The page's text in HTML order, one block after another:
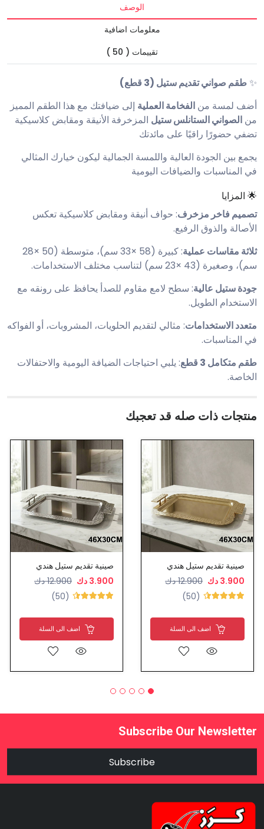
الوصف
معلومات اضافية
تقييمات ( 50 )
✨طقم صواني تقديم ستيل (3 قطع)
أضف لمسة من الفخامة العملية إلى ضيافتك مع هذا الطقم المميز
من الصواني الستانلس ستيل المزخرفة الأنيقة ومقابض كلاسيكية
تضفي حضورًا راقيًا على مائدتك
يجمع بين الجودة العالية واللمسة الجمالية ليكون خيارك المثالي
في المناسبات والضيافات اليومية
🌟 المزايا
تصميم فاخر مزخرف: حواف أنيقة ومقابض كلاسيكية تعكس
الأصالة والذوق الرفيع.
ثلاثة مقاسات عملية
: كبيرة (58 ×33 سم)، متوسطة (50 ×28
سم)، وصغيرة (43 ×23 سم) لتناسب مختلف الاستخدامات.
جودة ستيل عالية: سطح لامع مقاوم للصدأ يحافظ على رونقه مع
الاستخدام الطويل.
متعدد الاستخدامات: مثالي لتقديم الحلويات، المشروبات، أو الفواكه
في المناسبات.
طقم متكامل 3 قطع
: يلبي احتياجات الضيافة اليومية والاحتفالات
الخاصة.
منتجات ذات صله قد تعجبك
صينية تقديم ستيل هندي
3.900 دك
12.900 دك
(50)
اضف الى السلة
صينية تقديم ستيل هندي
3.900 دك
12.900 دك
(50)
اضف الى السلة
Subscribe Our Newsletter
Subscribe